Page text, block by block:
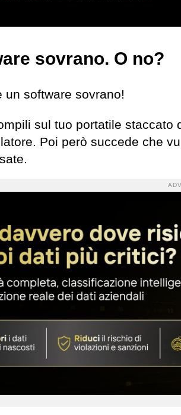
sovrano. O no?
un software sovrano!
sul tuo portatile
Poi però succede che